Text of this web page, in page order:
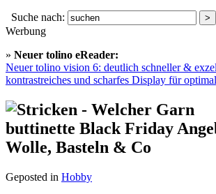
Suche nach:
Werbung
» Neuer tolino eReader:
Neuer tolino vision 6: deutlich schneller &
kontrastreiches und scharfes Display für
buttinette Black Friday
Wolle, Basteln & Co
Geposted in Hobby